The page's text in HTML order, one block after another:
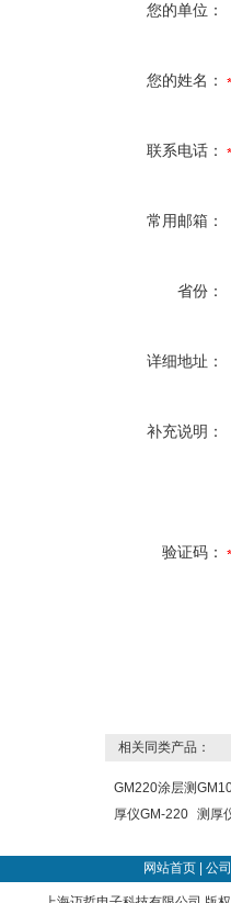
您的单位：
您的姓名：
联系电话：
常用邮箱：
省份：
详细地址：
补充说明：
验证码：
相关同类产品：
GM220涂层测
厚仪GM-220 测厚
网站首页 公